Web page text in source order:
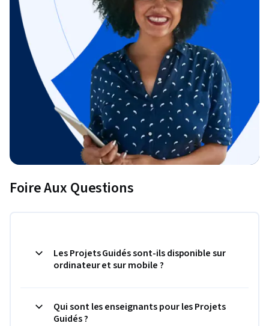
Foire Aux Questions
Les Projets Guidés sont-ils disponible sur
ordinateur et sur mobile ?
Qui sont les enseignants pour les Projets
Guidés ?